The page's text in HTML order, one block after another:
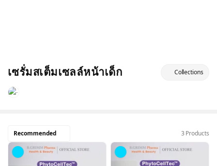
เซรั่มสเต็มเซลล์หน้าเด็ก Collections
Recommended 3 Products